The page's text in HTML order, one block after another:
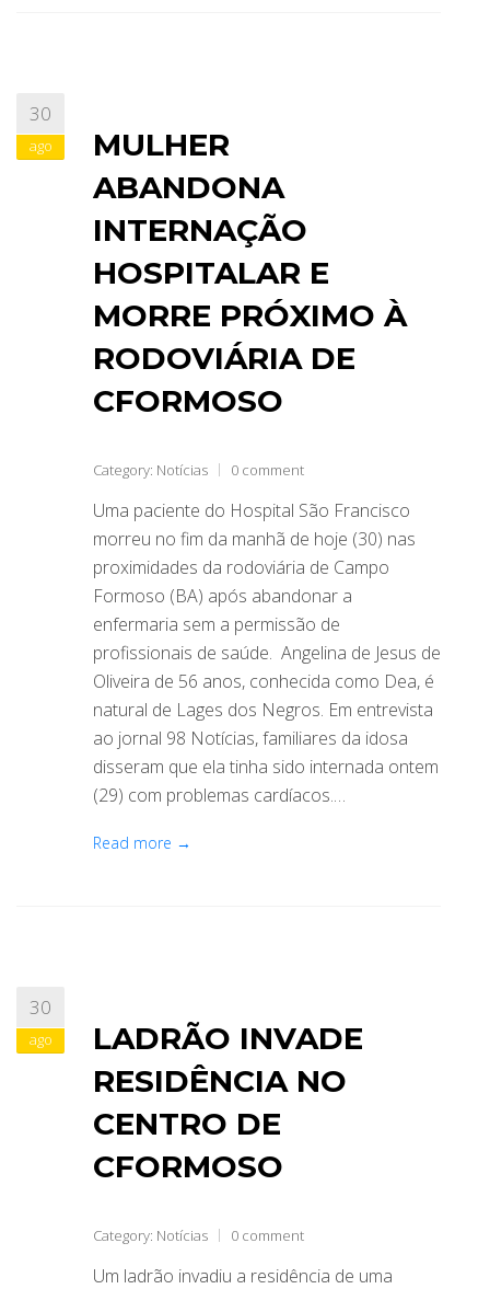
30
ago
MULHER
ABANDONA
INTERNAÇÃO
HOSPITALAR E
MORRE PRÓXIMO À
RODOVIÁRIA DE
CFORMOSO
Category: Notícias 0 comment
Uma paciente do Hospital São Francisco
morreu no fim da manhã de hoje (30) nas
proximidades da rodoviária de Campo
Formoso (BA) após abandonar a
enfermaria sem a permissão de
profissionais de saúde. Angelina de Jesus de
Oliveira de 56 anos, conhecida como Dea, é
natural de Lages dos Negros. Em entrevista
ao jornal 98 Notícias, familiares da idosa
disseram que ela tinha sido internada ontem
(29) com problemas cardíacos.…
Read more →
30
ago
LADRÃO INVADE
RESIDÊNCIA NO
CENTRO DE
CFORMOSO
Category: Notícias 0 comment
Um ladrão invadiu a residência de uma